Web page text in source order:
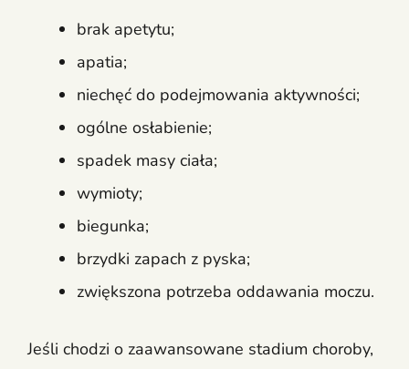
brak apetytu;
apatia;
niechęć do podejmowania aktywności;
ogólne osłabienie;
spadek masy ciała;
wymioty;
biegunka;
brzydki zapach z pyska;
zwiększona potrzeba oddawania moczu.
Jeśli chodzi o zaawansowane stadium choroby,